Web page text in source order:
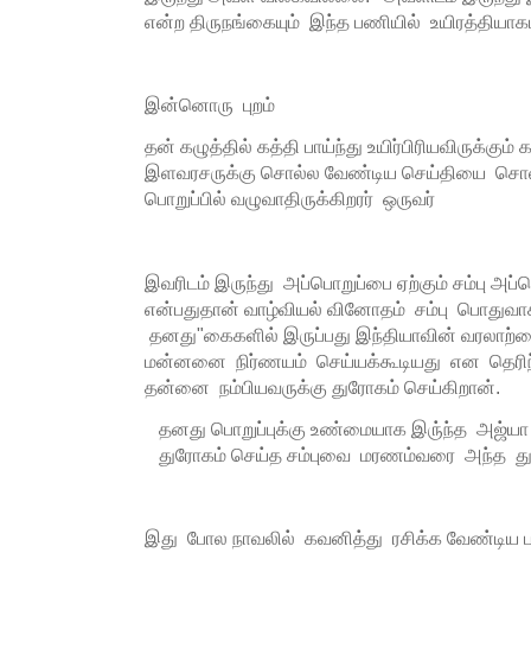
என்ற திருநங்கையும் இந்த பணியில்
இன்னொரு புறம்
தன் கழுத்தில் கத்தி பாய்ந்து
இளவரசருக்கு சொல்ல வேண்டிய செய்தியை
பொறுப்பில் வழுவாதிருக்கிறரர் ஒருவர்
இவரிடம் இருந்து அப்பொறுப்பை ஏற்கும் சம்பு
என்பதுதான் வாழ்வியல் வினோதம் சம்பு
தனது"கைகளில் இருப்பது இந்தியாவின்
மன்னனை நிர்ணயம் செய்யக்கூடியது என
தன்னை நம்பியவருக்கு துரோகம் செய்கிறான்.
தனது பொறுப்புக்கு உண்மையாக இரு்ந்த அஜ்யா
துரோகம் செய்த சம்புவை மரணம்வரை அந்த
இது போல நாவலில் கவனித்து ரசிக்க வேண்டிய